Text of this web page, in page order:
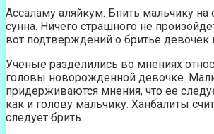
Ассаламу аляйкум. Бпить мальчику
сунна. Ничего страшного не
вот подтверждений о бритье девочек
Ученые разделились во мнениях
головы новорожденной девочке.
придерживаются мнения, что ее
как и голову мальчику. Ханбалиты
следует брить.